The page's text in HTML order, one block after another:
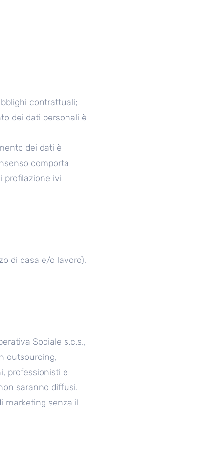
contrattuali;
dei dati personali è
dei dati è
comporta
profilazione ivi
di casa e/o lavoro),
Sociale s.c.s.,
outsourcing,
professionisti e
saranno diffusi.
marketing senza il